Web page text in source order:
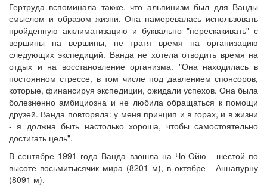
Гертруда вспоминала также, что альпинизм был для Ванды
смыслом и образом жизни. Она намеревалась использовать
пройденную акклиматизацию и буквально "перескакивать" с
вершины на вершины, не тратя время на организацию
следующих экспедиций. Ванда не хотела отводить время на
отдых и на восстановление организма. "Она находилась в
постоянном стрессе, в том числе под давлением спонсоров,
которые, финансируя экспедиции, ожидали успехов. Она была
болезненно амбициозна и не любила обращаться к помощи
друзей. Ванда повторяла: у меня принцип и в горах, и в жизни
- я должна быть настолько хороша, чтобы самостоятельно
достигать цель".
В сентябре 1991 года Ванда взошла на Чо-Ойю - шестой по
высоте восьмитысячик мира (8201 м), в октябре - Аннапурну
(8091 м).